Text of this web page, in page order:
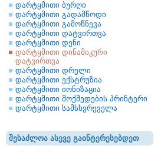
დარტყმითი ბურღი
დარტყმითი გადამწოდი
დარტყმითი გამოწნევა
დარტყმითი დატვირთვა
დარტყმითი დენი
დარტყმითი დინამიკური
დატვირთვა
დარტყმითი დრელი
დარტყმითი ექსტრუზია
დარტყმითი იონიზაცია
დარტყმითი მოქმედების პრინტერი
დარტყმითი სამსხვრეველა
შესაძლოა ასევე გაინტერესებდეთ